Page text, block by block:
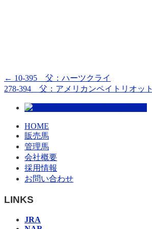
← 10-395 父：ハーツクライ
278-394 父：アメリカンペイトリオット
HOME
販売馬
管理馬
会社概要
採用情報
お問い合わせ
LINKS
JRA